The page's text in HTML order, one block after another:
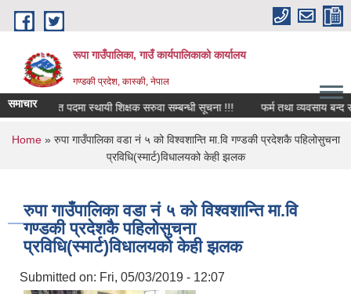
Skip to main content
रूपा गाउँपालिका, गाउँ कार्यपालिकाको कार्यालय
गण्डकी प्रदेश, कास्की, नेपाल
समाचार
रिक्त पदमा स्थायी शिक्षक सरुवा सम्बन्धी सूचना !!! फर्म तथा व्यवसाय बन्द
You are here
Home» रुपा गाउँपालिका वडा नं ५ को विश्वशान्ति मा.वि गण्डकी प्रदेशकै पहिलोसुचना
प्रविधि(स्मार्ट)विधालयको केही झलक
रुपा गाउँपालिका वडा नं ५ को विश्वशान्ति मा.वि
गण्डकी प्रदेशकै पहिलोसुचना
प्रविधि(स्मार्ट)विधालयको केही झलक
Submitted on: Fri, 05/03/2019 - 12:07